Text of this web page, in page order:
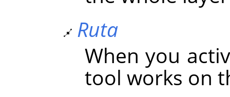
Ruta
When you
tool works on